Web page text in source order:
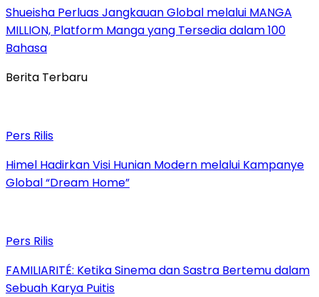
Shueisha Perluas Jangkauan Global melalui MANGA
MILLION, Platform Manga yang Tersedia dalam 100
Bahasa
Berita Terbaru
Pers Rilis
Himel Hadirkan Visi Hunian Modern melalui Kampanye
Global “Dream Home”
Pers Rilis
FAMILIARITÉ: Ketika Sinema dan Sastra Bertemu dalam
Sebuah Karya Puitis